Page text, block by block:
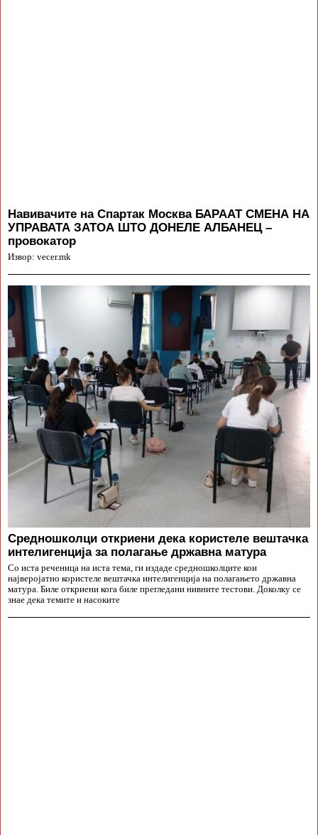
Навивачите на Спартак Москва БАРААТ СМЕНА НА
УПРАВАТА ЗАТОА ШТО ДОНЕЛЕ АЛБАНЕЦ –
провокатор
Извор: vecer.mk
Средношколци откриени дека користеле вештачка
интелигенција за полагање државна матура
Со иста реченица на иста тема, ги издаде средношколците кои
најверојатно користеле вештачка интелигенција на полагањето државна
матура. Биле откриени кога биле прегледани нивните тестови. Доколку се
знае дека темите и насоките